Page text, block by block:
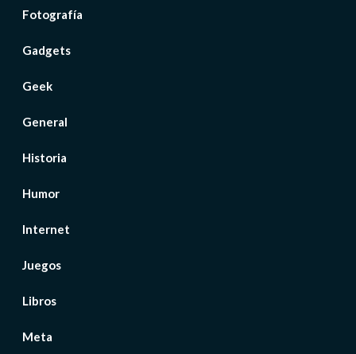
Fotografía
Gadgets
Geek
General
Historia
Humor
Internet
Juegos
Libros
Meta